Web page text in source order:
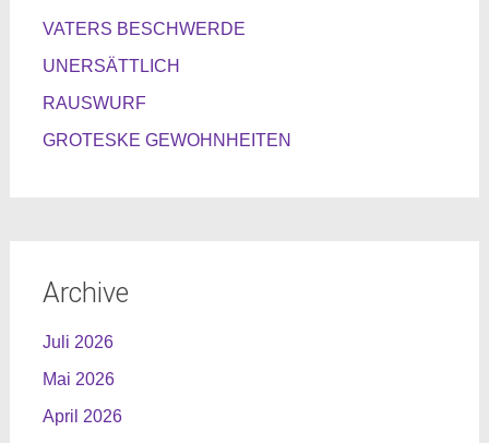
VATERS BESCHWERDE
UNERSÄTTLICH
RAUSWURF
GROTESKE GEWOHNHEITEN
Archive
Juli 2026
Mai 2026
April 2026